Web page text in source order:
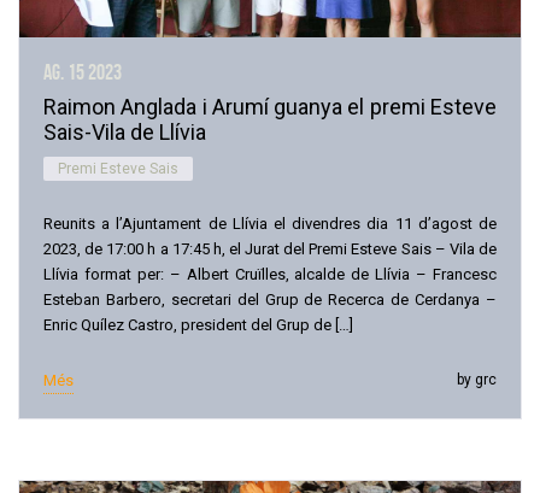
ag. 15 2023
Raimon Anglada i Arumí guanya el premi Esteve
Sais-Vila de Llívia
Premi Esteve Sais
Reunits a l’Ajuntament de Llívia el divendres dia 11 d’agost de
2023, de 17:00 h a 17:45 h, el Jurat del Premi Esteve Sais – Vila de
Llívia format per: – Albert Cruïlles, alcalde de Llívia – Francesc
Esteban Barbero, secretari del Grup de Recerca de Cerdanya –
Enric Quílez Castro, president del Grup de […]
Més by grc